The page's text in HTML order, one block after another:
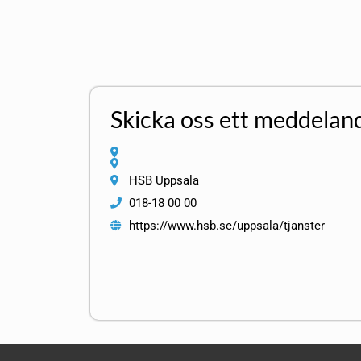
Skicka oss ett
HSB Uppsala
018-18 00 00
https://www.hsb.se/uppsala/tjanster